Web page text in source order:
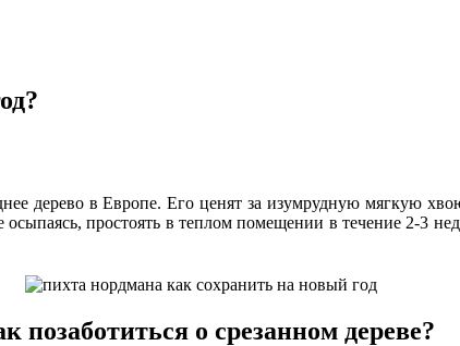
дерево в Европе. Его ценят за изумрудную мягкую
осыпаясь, простоять в теплом помещении в течение 2-3
позаботиться о срезанном дереве?